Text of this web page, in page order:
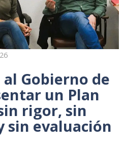
al Gobierno de
un Plan
rigor, sin
sin evaluación